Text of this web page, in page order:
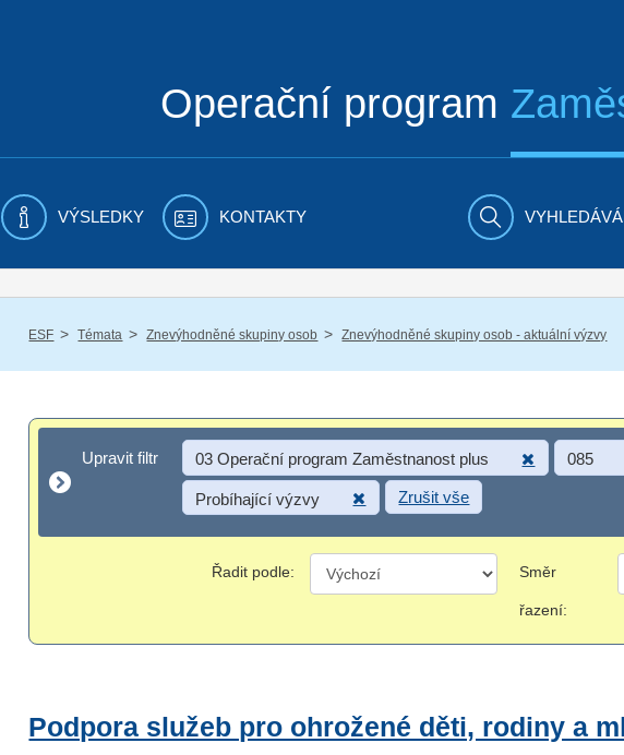
Operační program
VÝSLEDKY KONTAKTY
ESF / Témata / Znevýhodněné skupiny osob / Znevýhodněné skupiny osob - aktuální výzvy
Upravit filtr
Upravit filtr 03 Operační program Zaměstnanost plus 085
Probíhající výzvy Zrušit vše
Řadit podle: Směr
řazení:
Podpora služeb pro ohrožené děti, rodiny a